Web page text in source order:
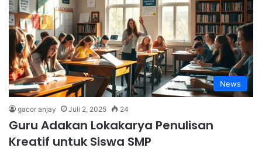
News
gacor anjay Juli 2, 2025 24
Guru Adakan Lokakarya Penulisan
Kreatif untuk Siswa SMP